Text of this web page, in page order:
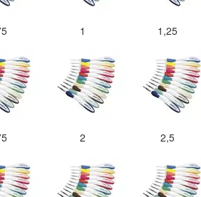
1 1,25
2 2,5